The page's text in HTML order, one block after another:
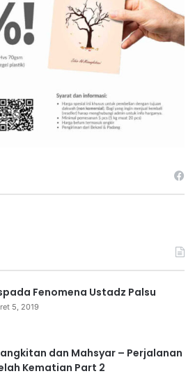
Fenomena Ustadz Palsu
5, 2019
dan Mahsyar – Perjalanan
Kematian Part 2